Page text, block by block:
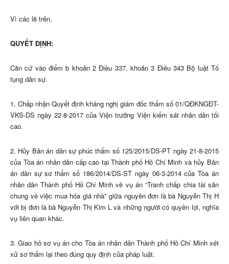
Vì các lẽ trên,
QUYẾT ĐỊNH:
Căn cứ vào điểm b khoản 2 Điều 337, khoản 3 Điều 343 Bộ luật Tố
tụng dân sự.
1. Chấp nhận Quyết định kháng nghị giám đốc thẩm số 01/QĐKNGĐT-
VKS-DS ngày 22-8-2017 của Viện trưởng Viện kiểm sát nhân dân tối
cao.
2. Hủy Bản án dân sự phúc thẩm số 125/2015/DS-PT ngày 21-8-2015
của Tòa án nhân dân cấp cao tại Thành phố Hồ Chí Minh và hủy Bản
án dân sự sơ thẩm số 186/2014/DS-ST ngày 06-3-2014 của Tòa án
nhân dân Thành phố Hồ Chí Minh về vụ án “Tranh chấp chia tài sản
chung về việc mua hóa giá nhà” giữa nguyên đơn là bà Nguyễn Thị H
với bị đơn là bà Nguyễn Thị Kim L và những người có quyền lợi, nghĩa
vụ liên quan khác.
3. Giao hồ sơ vụ án cho Tòa án nhân dân Thành phố Hồ Chí Minh xét
xử sơ thẩm lại theo đúng quy định của pháp luật.